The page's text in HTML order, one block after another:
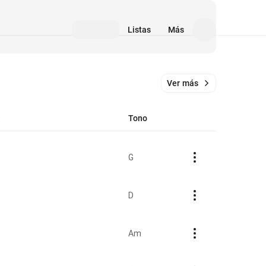
Listas Más
Ver más
Tono
G
D
Am